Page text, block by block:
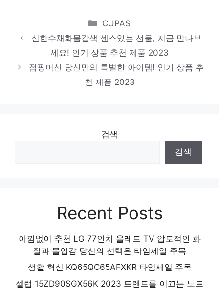
Categories
CUPAS
신한수채화물감색 센스있는 선물, 지금 만나보
세요! 인기 상품 추천 제품 2023
점핑머신 당신만의 특별한 아이템! 인기 상품 추
천 제품 2023
검색
검색
Recent Posts
아낌없이 추천 LG 77인치 올레드 TV 압도적인 화
질과 몰입감 당신의 선택은 타임세일 주목
생활 혁신 KQ65QC65AFXKR 타임세일 주목
셀럽 15ZD90SGX56K 2023 트렌드를 이끄는 노트